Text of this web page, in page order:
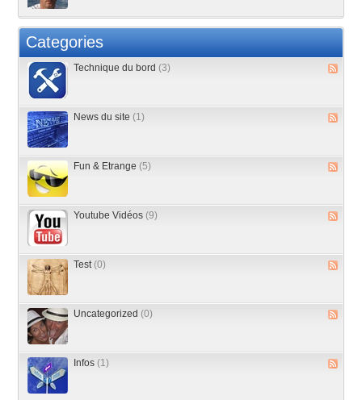
Categories
Technique du bord (3)
News du site (1)
Fun & Etrange (5)
Youtube Vidéos (9)
Test (0)
Uncategorized (0)
Infos (1)